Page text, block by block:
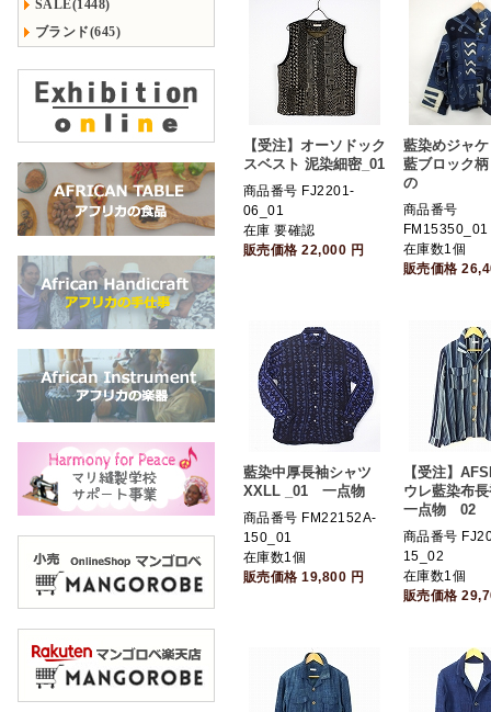
SALE(1448)
ブランド(645)
【受注】オーソドック
スベスト 泥染細密_01
商品番号 FJ2201-
06_01
在庫 要確認
販売価格22,000 円
藍染めジャ
藍ブロック
の
商品番号
FM15350_01
在庫数1個
販売価格
藍染中厚長袖シャツ
XXLL _01 一点物
商品番号 FM22152A-
150_01
在庫数1個
販売価格19,800 円
【受注】
ウレ藍染布
一点物 02
商品番号
15_02
在庫数1個
販売価格